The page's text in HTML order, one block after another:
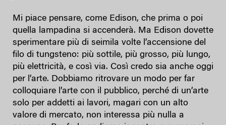
Mi piace pensare, come Edison, che prima o poi
quella lampadina si accenderà. Ma Edison dovette
sperimentare più di seimila volte l’accensione del
filo di tungsteno: più sottile, più grosso, più lungo,
più elettricità, e così via. Così credo sia anche oggi
per l’arte. Dobbiamo ritrovare un modo per far
colloquiare l’arte con il pubblico, perché di un’arte
solo per addetti ai lavori, magari con un alto
valore di mercato, non interessa più nulla a